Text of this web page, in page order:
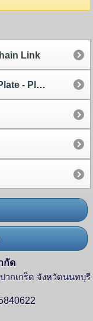
Link
แผ่นลายกันลื่นและแผ่นเรียบ Checker Plate - Plain Plate
กัด
ากเกร็ด จังหวัดนนทบุรี